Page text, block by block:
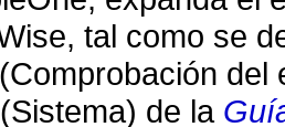
tal como se
(Comprobación del
(Sistema) de la